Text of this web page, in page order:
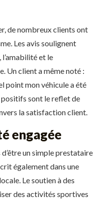
de nombreux clients ont
Les avis soulignent
et le
Un client a même noté :
point mon véhicule a été
positifs sont le reflet de
la satisfaction client.
engagée
un simple prestataire
également dans une
Le soutien à des
des activités sportives